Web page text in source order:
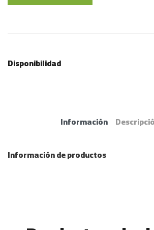
Disponibilidad
Información
Información de productos